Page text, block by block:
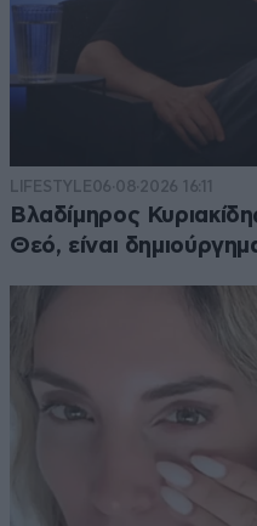
LIFESTYLE06·08·2026 16:11
Βλαδίμηρος
Θεό, είναι